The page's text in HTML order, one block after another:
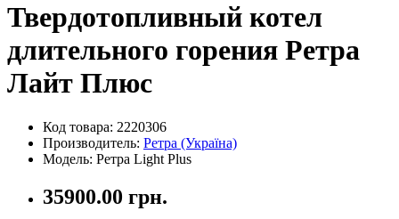
Твердотопливный котел
длительного горения Ретра
Лайт Плюс
Код товара: 2220306
Производитель: Ретра (Україна)
Модель: Ретра Light Plus
35900.00 грн.